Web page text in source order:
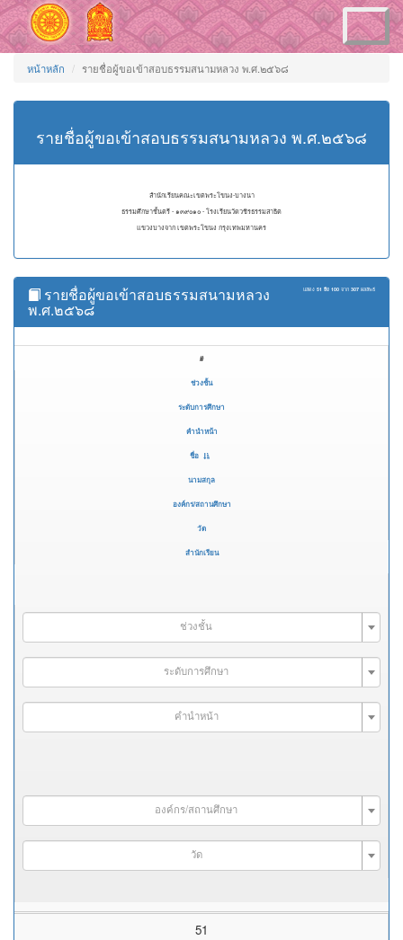
Toggle
navigation
หน้าหลัก รายชื่อผู้ขอเข้าสอบธรรมสนามหลวง พ.ศ.๒๕๖๘
รายชื่อผู้ขอเข้าสอบธรรมสนามหลวง พ.ศ.๒๕๖๘
สำนักเรียนคณะเขตพระโขนง-บางนา
ธรรมศึกษาชั้นตรี - ๑๓๙๐๑๐ - โรงเรียนวัดวชิรธรรมสาธิต
แขวงบางจาก เขตพระโขนง กรุงเทพมหานคร
แสดง 51 ถึง 100 จาก 307 ผลลัพธ์
รายชื่อผู้ขอเข้าสอบธรรมสนามหลวง
พ.ศ.๒๕๖๘
#
ช่วงชั้น
ระดับการศึกษา
คำนำหน้า
ชื่อ
นามสกุล
องค์กร/สถานศึกษา
วัด
สำนักเรียน
ช่วงชั้น
ระดับการศึกษา
คำนำหน้า
องค์กร/สถานศึกษา
วัด
51